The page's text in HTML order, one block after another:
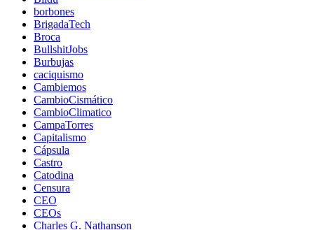
borbones
BrigadaTech
Broca
BullshitJobs
Burbujas
caciquismo
Cambiemos
CambioCismático
CambioClimatico
CampaTorres
Capitalismo
Cápsula
Castro
Catodina
Censura
CEO
CEOs
Charles G. Nathanson